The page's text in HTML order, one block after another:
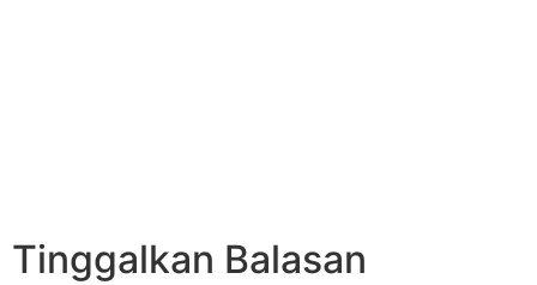
Tinggalkan Balasan